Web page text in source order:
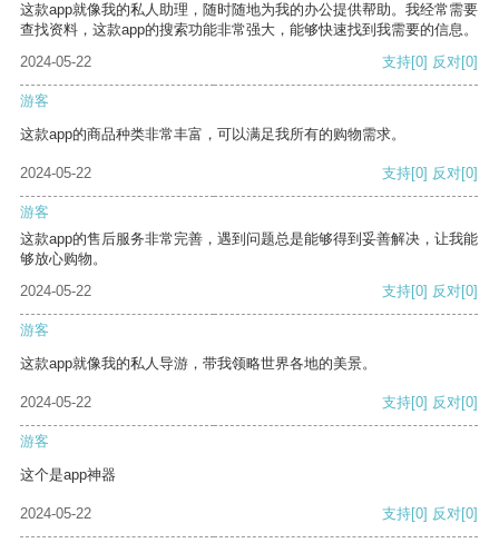
这款app就像我的私人助理，随时随地为我的办公提供帮助。我经常需要
查找资料，这款app的搜索功能非常强大，能够快速找到我需要的信息。
2024-05-22
支持[0] 反对[0]
游客
这款app的商品种类非常丰富，可以满足我所有的购物需求。
2024-05-22 支持[0] 反对[0]
游客
这款app的售后服务非常完善，遇到问题总是能够得到妥善解决，让我能
够放心购物。
2024-05-22
支持[0] 反对[0]
游客
这款app就像我的私人导游，带我领略世界各地的美景。
2024-05-22 支持[0] 反对[0]
游客
这个是app神器
2024-05-22 支持[0] 反对[0]